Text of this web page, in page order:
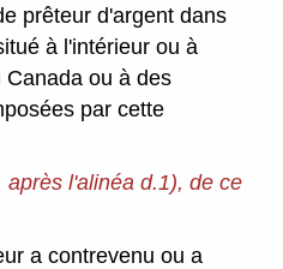
prêteur d'argent dans
à l'intérieur ou à
Canada ou à des
par cette
après l'alinéa d.1), de ce
a contrevenu ou a